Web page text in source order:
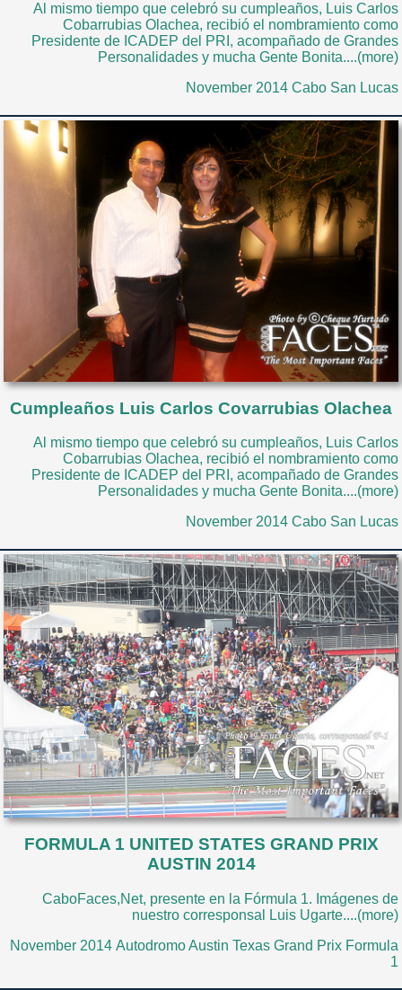
Al mismo tiempo que celebró su cumpleaños, Luis Carlos
Cobarrubias Olachea, recibió el nombramiento como
Presidente de ICADEP del PRI, acompañado de Grandes
Personalidades y mucha Gente Bonita....(more)
November 2014 Cabo San Lucas
Cumpleaños Luis Carlos Covarrubias Olachea
Al mismo tiempo que celebró su cumpleaños, Luis Carlos
Cobarrubias Olachea, recibió el nombramiento como
Presidente de ICADEP del PRI, acompañado de Grandes
Personalidades y mucha Gente Bonita....(more)
November 2014 Cabo San Lucas
FORMULA 1 UNITED STATES GRAND PRIX
AUSTIN 2014
CaboFaces,Net, presente en la Fórmula 1. Imágenes de
nuestro corresponsal Luis Ugarte....(more)
November 2014 Autodromo Austin Texas Grand Prix Formula
1